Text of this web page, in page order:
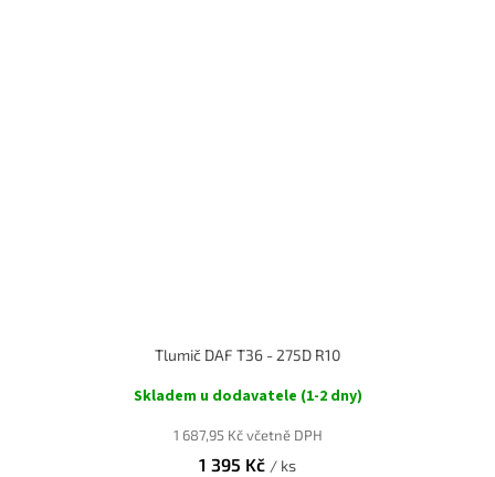
Tlumič DAF T36 - 275D R10
Skladem u dodavatele (1-2 dny)
1 687,95 Kč včetně DPH
1 395 Kč / ks